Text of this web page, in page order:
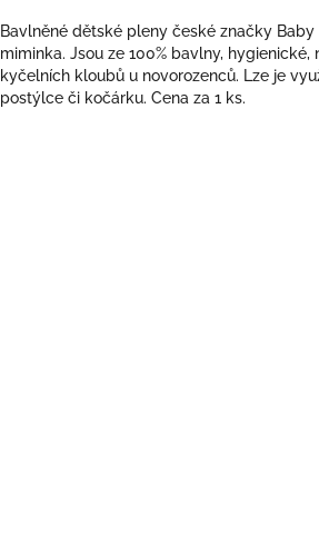
Bavlněné dětské pleny české značky
miminka. Jsou ze 100% bavlny,
kyčelních kloubů u novorozenců. Lze je
postýlce či kočárku. Cena za 1 ks.